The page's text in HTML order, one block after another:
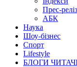
Прес-
АБК
Наука
Шоу-бізнес
Спорт
Lifestyle
БЛОГИ